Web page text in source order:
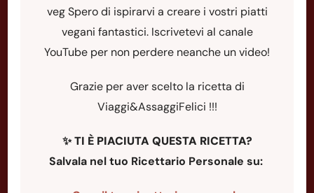
veg Spero di ispirarvi a creare i vostri piatti
vegani fantastici. Iscrivetevi al canale
YouTube per non perdere neanche un video!
Grazie per aver scelto la ricetta di
Viaggi&AssaggiFelici !!!
✨TI È PIACIUTA QUESTA RICETTA?
Salvala nel tuo Ricettario Personale su: